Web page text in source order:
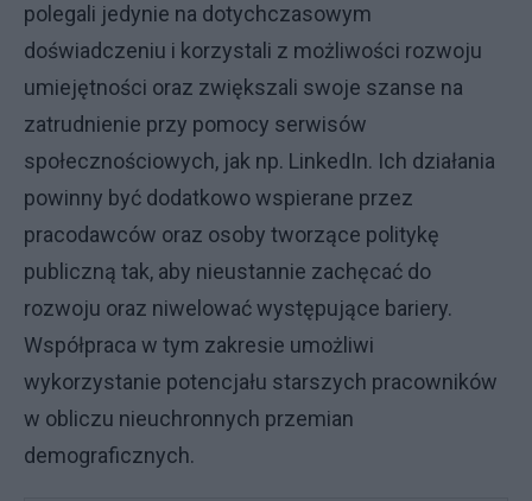
polegali jedynie na dotychczasowym
doświadczeniu i korzystali z możliwości rozwoju
umiejętności oraz zwiększali swoje szanse na
zatrudnienie przy pomocy serwisów
społecznościowych, jak np. LinkedIn. Ich działania
powinny być dodatkowo wspierane przez
pracodawców oraz osoby tworzące politykę
publiczną tak, aby nieustannie zachęcać do
rozwoju oraz niwelować występujące bariery.
Współpraca w tym zakresie umożliwi
wykorzystanie potencjału starszych pracowników
w obliczu nieuchronnych przemian
demograficznych.